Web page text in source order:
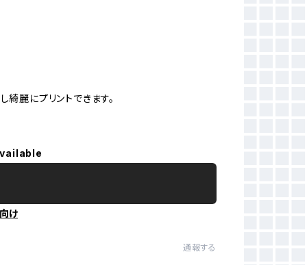
麗にプリントできます。
け
通報する